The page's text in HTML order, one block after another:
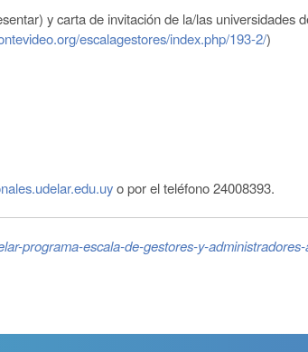
y carta de invitaciónde la/las universidades
escalagestores/index.php/193-2/)
o por el teléfono 24008393.
programa-escala-de-gestores-y-